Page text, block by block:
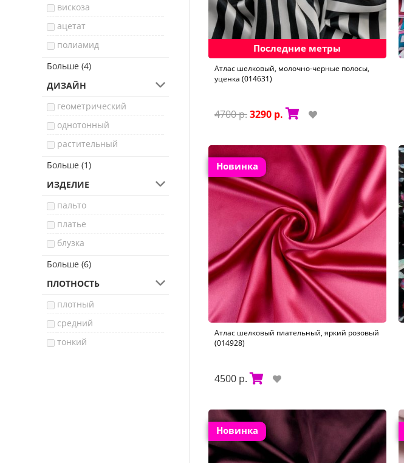
вискоза
ацетат
полиамид
полиэстер
хлопок
Больше (4)
ДИЗАЙН
геометрический
однотонный
растительный
фауна
Больше (1)
ИЗДЕЛИЕ
пальто
платье
блузка
юбка
брюки
свадебное платье
Больше (6)
ПЛОТНОСТЬ
плотный
средний
тонкий
Последние метры
Aтлас шелковый, молочно-черные полосы,
уценка (014631)
4700 р.3290 р.
Новинка
Атлас шелковый плательный, яркий розовый
(014928)
4500 р.
Новинка